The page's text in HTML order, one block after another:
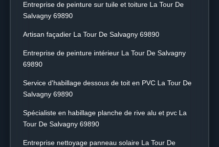
Entreprise de peinture sur tuile et toiture La Tour De
Salvagny 69890
Artisan façadier La Tour De Salvagny 69890
Entreprise de peinture intérieur La Tour De Salvagny
69890
Service d'habillage dessous de toit en PVC La Tour De
Salvagny 69890
Spécialiste en habillage planche de rive alu et pvc La
Tour De Salvagny 69890
Entreprise nettoyage panneau solaire La Tour De